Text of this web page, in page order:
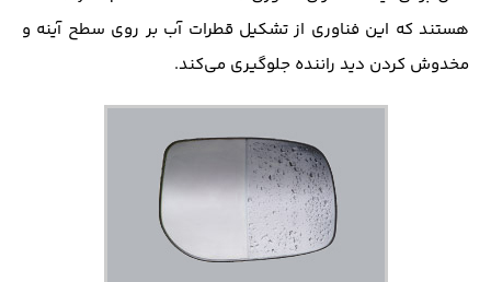
هستند که این فناوری از تشکیل قطرات آب بر روی سطح آینه و
مخدوش کردن دید راننده جلوگیری می‌کند.